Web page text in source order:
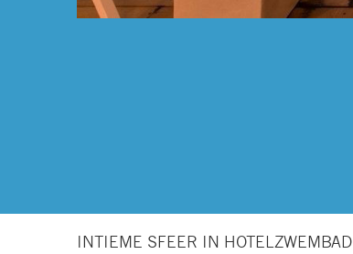
INTIEME SFEER IN HOTELZWEMBAD